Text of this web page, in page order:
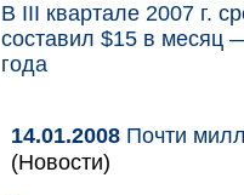
В III квартале 2007 г.
составил $15 в месяц
года
14.01.2008 Почти
(Новости)